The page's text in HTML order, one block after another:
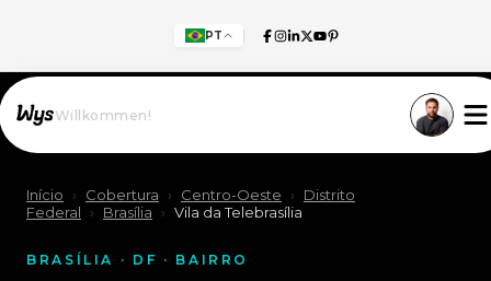
PT
Willkommen!
Início › Cobertura › Centro-Oeste ›
Distrito
Federal
› Brasília › Vila da Telebrasília
BRASÍLIA · DF · BAIRRO